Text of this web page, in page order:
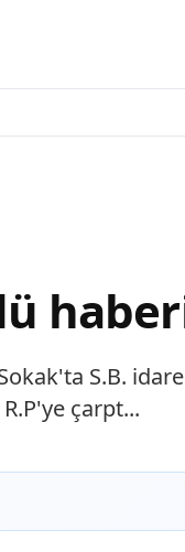
S.B.
çarpt...